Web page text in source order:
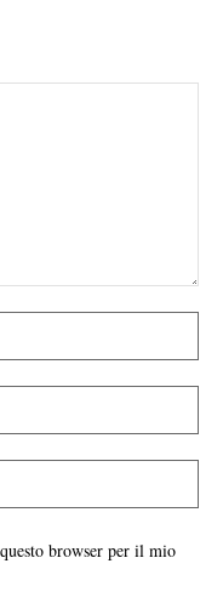
browser per il mio